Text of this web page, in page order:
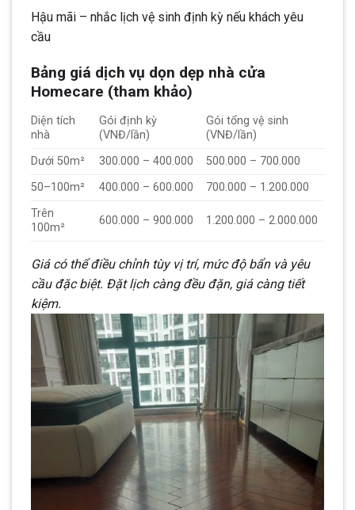
Hậu mãi – nhắc lịch vệ sinh định kỳ nếu khách yêu
cầu
Bảng giá dịch vụ dọn dẹp nhà cửa
Homecare (tham khảo)
Diện tích
nhà
Gói định kỳ
(VNĐ/lần)
Gói tổng vệ sinh
(VNĐ/lần)
Dưới 50m²
300.000 – 400.000
500.000 – 700.000
50–100m²
400.000 – 600.000
700.000 – 1.200.000
Trên
100m²
600.000 – 900.000 1.200.000 – 2.000.000
Giá có thể điều chỉnh tùy vị trí, mức độ bẩn và yêu
cầu đặc biệt. Đặt lịch càng đều đặn, giá càng tiết
kiệm.